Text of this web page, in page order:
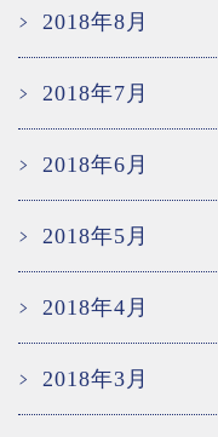
2018年8月
2018年7月
2018年6月
2018年5月
2018年4月
2018年3月